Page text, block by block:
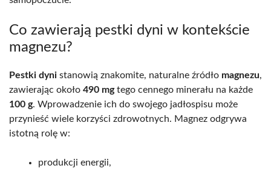
Co zawierają pestki dyni w kontekście
magnezu?
Pestki dyni stanowią znakomite, naturalne źródło magnezu,
zawierając około 490 mgtego cennego minerału na każde
100 g. Wprowadzenie ich do swojego jadłospisu może
przynieść wiele korzyści zdrowotnych. Magnez odgrywa
istotną rolę w:
produkcji energii,